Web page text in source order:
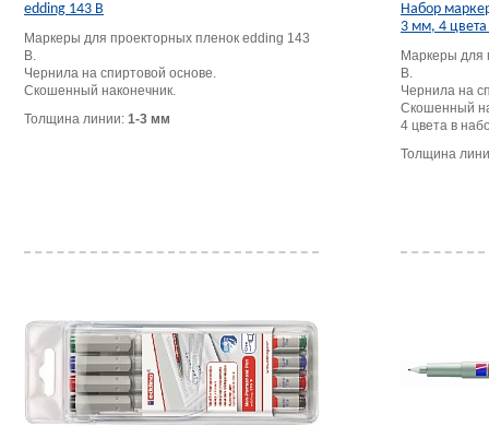
edding 143 B
Маркеры для проекторных пленок edding 143
B.
Чернила на спиртовой основе.
Скошенный наконечник.
Толщина линии: 1-3 мм
Набор
3 мм, 4
Маркеры для
B.
Чернила на
Скошенный
4 цвета в
Толщина